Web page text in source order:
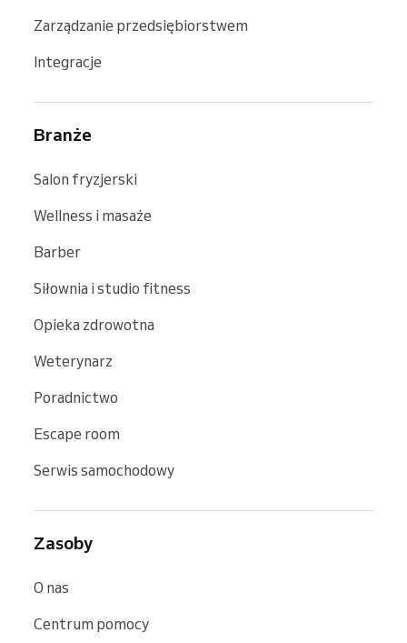
Zarządzanie przedsiębiorstwem
Integracje
Branże
Salon fryzjerski
Wellness i masaże
Barber
Siłownia i studio fitness
Opieka zdrowotna
Weterynarz
Poradnictwo
Escape room
Serwis samochodowy
Zasoby
O nas
Centrum pomocy